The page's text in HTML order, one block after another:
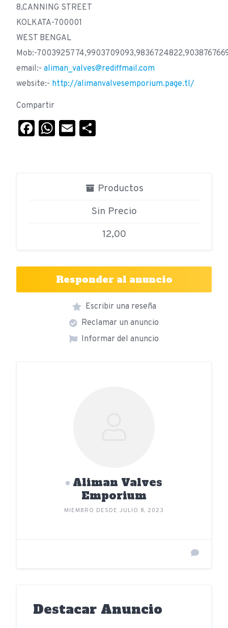
8,CANNING STREET
KOLKATA-700001
WEST BENGAL
Mob:-
email:- aliman_valves@rediffmail.com
website:- http://alimanvalvesemporium.page.tl/
Compartir
Facebook
WhatsApp
Email
Productos
Sin Precio
12,00
Responder al anuncio
Escribir una reseña
Reclamar un anuncio
Informar del anuncio
Aliman Valves
Emporium
MIEMBRO DESDE JULIO 8, 2023
Destacar Anuncio